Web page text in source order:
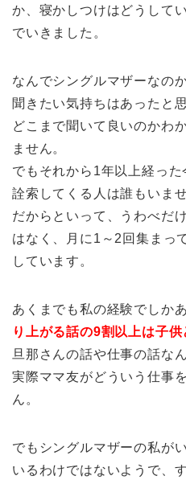
か、寝かしつけはどうして
でいきました。
なんでシングルマザーなの
聞きたい気持ちはあったと
どこまで聞いて良いのかわ
ません。
でもそれから1年以上経っ
詮索してくる人は誰もいませ
だからといって、うわべだ
はなく、月に1～2回集まっ
しています。
あくまでも私の経験でしか
り上がる話の9割以上は子
旦那さんの話や仕事の話な
実際ママ友がどういう仕事
ん。
でもシングルマザーの私が
いるわけではないようで、